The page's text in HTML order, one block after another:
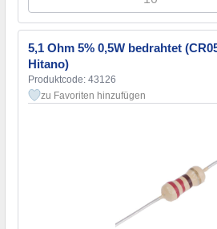
5,1 Ohm 5% 0,5W bedrahtet
Hitano)
Produktcode: 43126
zu Favoriten hinzufügen